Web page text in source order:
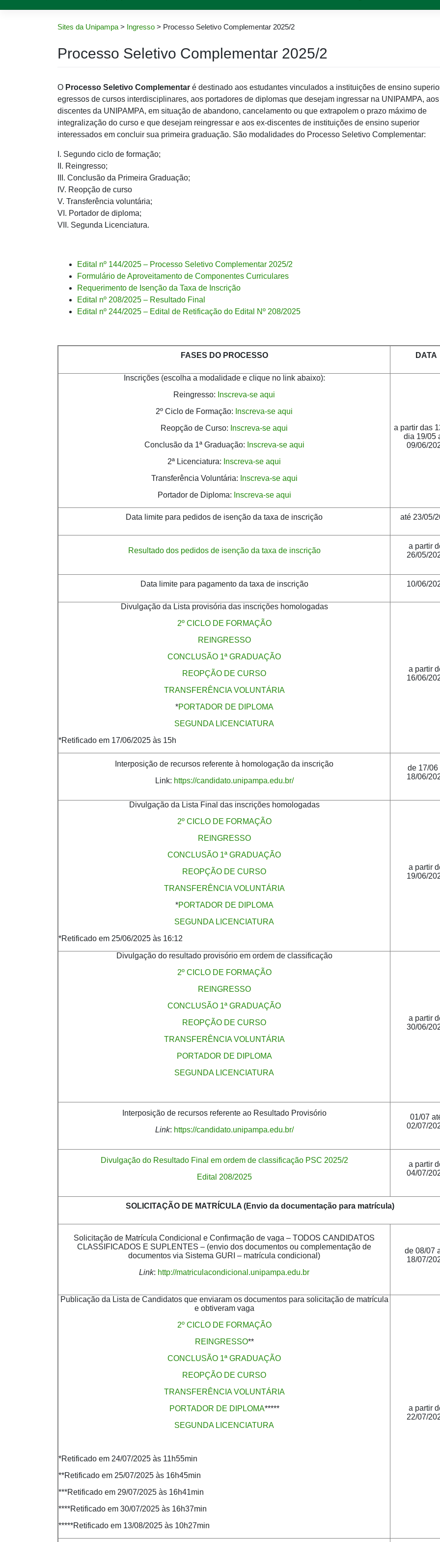
Sites da Unipampa > Ingresso > Processo Seletivo Complementar 2025/2
Processo Seletivo Complementar 2025/2
O Processo Seletivo Complementar é destinado aos estudantes vinculados a instituições de ensino
egressos de cursos interdisciplinares, aos portadores de diplomas que desejam ingressar na UNIPAMPA,
discentes da UNIPAMPA, em situação de abandono, cancelamento ou que extrapolem o prazo máximo de
integralização do curso e que desejam reingressar e aos ex-discentes de instituições de ensino superior
interessados em concluir sua primeira graduação. São modalidades do Processo Seletivo Complementar:
I. Segundo ciclo de formação;
II. Reingresso;
III. Conclusão da Primeira Graduação;
IV. Reopção de curso
V. Transferência voluntária;
VI. Portador de diploma;
VII. Segunda Licenciatura.
Edital nº 144/2025 – Processo Seletivo Complementar 2025/2
Formulário de Aproveitamento de Componentes Curriculares
Requerimento de Isenção da Taxa de Inscrição
Edital nº 208/2025 – Resultado Final
Edital nº 244/2025 – Edital de Retificação do Edital Nº 208/2025
FASES DO PROCESSO DATA
Inscrições (escolha a modalidade e clique no link abaixo):
Reingresso: Inscreva-se aqui
2º Ciclo de Formação: Inscreva-se aqui
Reopção de Curso: Inscreva-se aqui
Conclusão da 1ª Graduação: Inscreva-se aqui
2ª Licenciatura: Inscreva-se aqui
Transferência Voluntária: Inscreva-se aqui
Portador de Diploma: Inscreva-se aqui
a partir das
dia 19/05
09/06/
Data limite para pedidos de isenção da taxa de inscrição até 23/05/
Resultado dos pedidos de isenção da taxa de inscrição
a partir
26/05/
Data limite para pagamento da taxa de inscrição 10/06/
Divulgação da Lista provisória das inscrições homologadas
2º CICLO DE FORMAÇÃO
REINGRESSO
CONCLUSÃO 1ª GRADUAÇÃO
REOPÇÃO DE CURSO
TRANSFERÊNCIA VOLUNTÁRIA
*PORTADOR DE DIPLOMA
SEGUNDA LICENCIATURA
*Retificado em 17/06/2025 às 15h
a partir
16/06/
Interposição de recursos referente à homologação da inscrição
Link: https://candidato.unipampa.edu.br/
de 17/06
18/06/
Divulgação da Lista Final das inscrições homologadas
2º CICLO DE FORMAÇÃO
REINGRESSO
CONCLUSÃO 1ª GRADUAÇÃO
REOPÇÃO DE CURSO
TRANSFERÊNCIA VOLUNTÁRIA
*PORTADOR DE DIPLOMA
SEGUNDA LICENCIATURA
*Retificado em 25/06/2025 às 16:12
a partir
19/06/
Divulgação do resultado provisório em ordem de classificação
2º CICLO DE FORMAÇÃO
REINGRESSO
CONCLUSÃO 1ª GRADUAÇÃO
REOPÇÃO DE CURSO
TRANSFERÊNCIA VOLUNTÁRIA
PORTADOR DE DIPLOMA
SEGUNDA LICENCIATURA
a partir
30/06/
Interposição de recursos referente ao Resultado Provisório
Link: https://candidato.unipampa.edu.br/
01/07
02/07/
Divulgação do Resultado Final em ordem de classificação PSC 2025/2
Edital 208/2025
a partir
04/07/
SOLICITAÇÃO DE MATRÍCULA (Envio da documentação para matrícula)
Solicitação de Matrícula Condicional e Confirmação de vaga – TODOS CANDIDATOS
CLASSIFICADOS E SUPLENTES – (envio dos documentos ou complementação de
documentos via Sistema GURI – matrícula condicional)
Link: http://matriculacondicional.unipampa.edu.br
de 08/07
18/07/
Publicação da Lista de Candidatos que enviaram os documentos para solicitação de matrícula
e obtiveram vaga
2º CICLO DE FORMAÇÃO
REINGRESSO**
CONCLUSÃO 1ª GRADUAÇÃO
REOPÇÃO DE CURSO
TRANSFERÊNCIA VOLUNTÁRIA
PORTADOR DE DIPLOMA*****
SEGUNDA LICENCIATURA
*Retificado em 24/07/2025 às 11h55min
**Retificado em 25/07/2025 às 16h45min
***Retificado em 29/07/2025 às 16h41min
****Retificado em 30/07/2025 às 16h37min
*****Retificado em 13/08/2025 às 10h27min
a partir
22/07/